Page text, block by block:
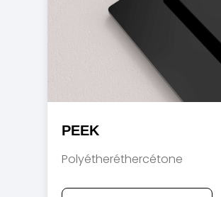
PEEK
Polyétheréthercétone